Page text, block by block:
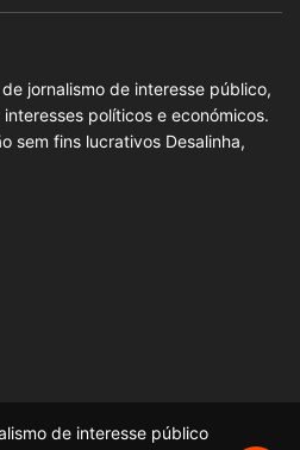
jornalismo de interesse público,
políticos e económicos.
sem fins lucrativos Desalinha,
de interesse público